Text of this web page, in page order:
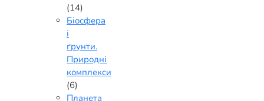
(14)
Біосфера
і
ґрунти.
Природні
комплекси
(6)
Планета